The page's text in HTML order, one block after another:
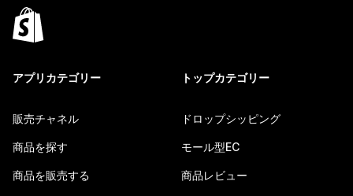
アプリカテゴリー
販売チャネル
商品を探す
商品を販売する
トップカテゴリー
ドロップシッピング
モール型EC
商品レビュー